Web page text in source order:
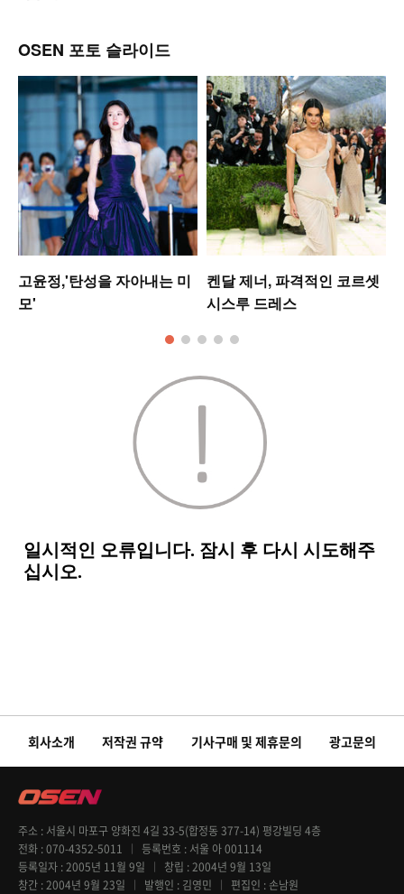
OSEN 포토 슬라이드
고윤정,'탄성을 자아내는 미
모'
켄달 제너, 파격적인 코르셋
시스루 드레스
회사소개 저작권 규약 기사구매 및 제휴문의 광고문의
주소
서울시 마포구 양화진 4길 33-5(합정동 377-14) 평강빌딩 4층
전화 070-4352-5011 등록번호
서울 아 001114
등록일자 2005년 11월 9일 창립 2004년 9월 13일
창간 2004년 9월 23일 발행인 김영민 편집인 손남원